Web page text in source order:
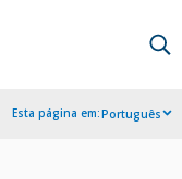
Esta página em:Português